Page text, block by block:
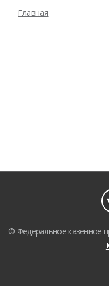
Главная
© Федеральное казенное